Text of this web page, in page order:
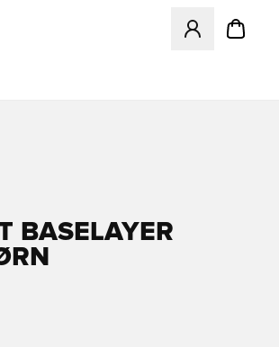
Åbner en
BASELAYER